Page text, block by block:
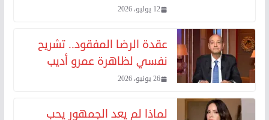
12 يوليو، 2026
عقدة الرضا المفقود.. تشريح
نفسي لظاهرة عمرو أديب
26 يونيو، 2026
لماذا لم يعد الجمهور يحب